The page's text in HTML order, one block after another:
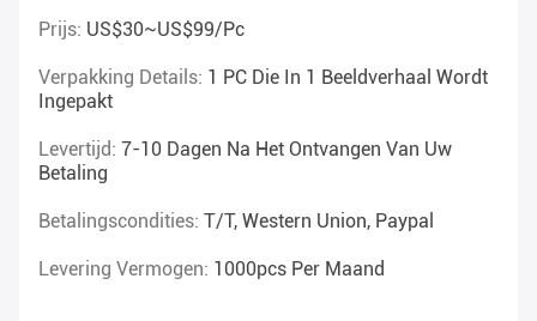
Prijs: US$30~US$99/pc
Verpakking Details: 1 PC Die In 1 Beeldverhaal Wordt
Ingepakt
Levertijd: 7-10 Dagen Na Het Ontvangen Van Uw
Betaling
Betalingscondities: T/T, Western Union, Paypal
Levering Vermogen: 1000pcs Per Maand